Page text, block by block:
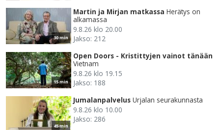
30 min
Martin ja Mirjan matkassa Herätys on
alkamassa
9.8.26 klo 20.00
Jakso: 212
15 min
Open Doors - Kristittyjen vainot tänään
Vietnam
9.8.26 klo 19.15
Jakso: 188
45 min
Jumalanpalvelus Urjalan seurakunnasta
9.8.26 klo 10.00
Jakso: 286